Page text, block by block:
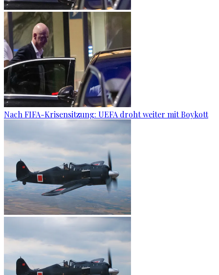
Nach FIFA-Krisensitzung: UEFA droht weiter mit Boykott